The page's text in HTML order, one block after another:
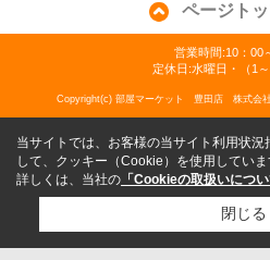
ページト
営業時間:10：00
定休日:水曜日・（1～
Copyright(c) 部屋マーケット 豊田店 株式会
当サイトでは、お客様の当サイト利用状
して、クッキー（Cookie）を使用していま
詳しくは、当社の 「Cookieの取扱いについ
閉じる